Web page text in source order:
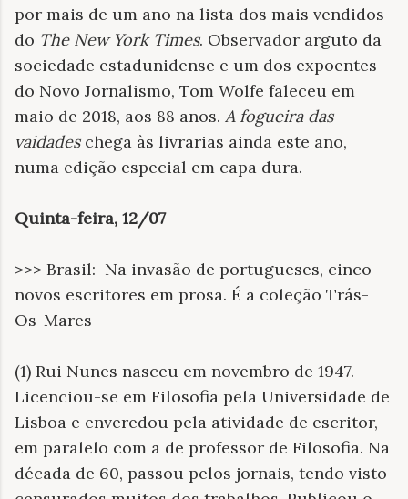
por mais de um ano na lista dos mais vendidos
do The New York Times. Observador arguto da
sociedade estadunidense e um dos expoentes
do Novo Jornalismo, Tom Wolfe faleceu em
maio de 2018, aos 88 anos. A fogueira das
vaidadeschega às livrarias ainda este ano,
numa edição especial em capa dura.
Quinta-feira, 12/07
>>> Brasil: Na invasão de portugueses, cinco
novos escritores em prosa. É a coleção Trás-
Os-Mares
(1) Rui Nunes nasceu em novembro de 1947.
Licenciou-se em Filosofia pela Universidade de
Lisboa e enveredou pela atividade de escritor,
em paralelo com a de professor de Filosofia. Na
década de 60, passou pelos jornais, tendo visto